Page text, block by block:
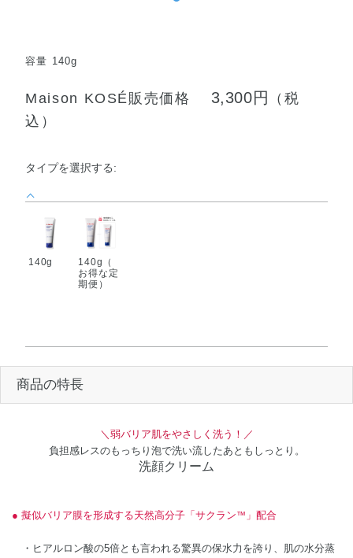
容量 140g
Maison KOSÉ販売価格 3,300円
（税
込）
タイプを選択する:
140g
140g（
お得な定
期便）
商品の特長
＼弱バリア肌をやさしく洗う！／
負担感レスのもっちり泡で洗い流したあともしっとり。
洗顔クリーム
擬似バリア膜を形成する天然高分子「サクラン™ 」配合
・ヒアルロン酸の5倍とも言われる驚異の保水力を誇り、肌の水分蒸